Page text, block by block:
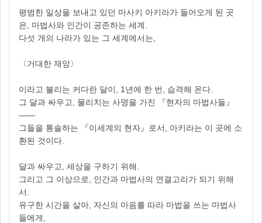
평범한 일상을 보내고 있던 마사키 아키라가 들어오게 된 곳
은, 마법사와 인간이 공존하는 세계.
다섯 개의 나라가 있는 그 세계에서는,
〈거대한 재앙〉
이라고 불리는 커다란 달이, 1년에 한 번, 습격해 온다.
그 달과 싸우고, 물리치는 사명을 가진 『현자의 마법사들』
——
그들을 통솔하는 『이세계의 현자』로서, 아키라는 이 곳에 소
환된 것이다.
달과 싸우고, 세상을 구하기 위해.
그리고 그 이상으로, 인간과 마법사의 연결고리가 되기 위해
서.
유구한 시간을 살아, 자신의 마음를 따라 마법을 쓰는 마법사
들에게,